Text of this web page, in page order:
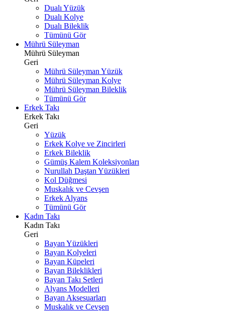
Dualı Yüzük
Dualı Kolye
Dualı Bileklik
Tümünü Gör
Mührü Süleyman
Mührü Süleyman
Geri
Mührü Süleyman Yüzük
Mührü Süleyman Kolye
Mührü Süleyman Bileklik
Tümünü Gör
Erkek Takı
Erkek Takı
Geri
Yüzük
Erkek Kolye ve Zincirleri
Erkek Bileklik
Gümüş Kalem Koleksiyonları
Nurullah Daştan Yüzükleri
Kol Düğmesi
Muskalık ve Cevşen
Erkek Alyans
Tümünü Gör
Kadın Takı
Kadın Takı
Geri
Bayan Yüzükleri
Bayan Kolyeleri
Bayan Küpeleri
Bayan Bileklikleri
Bayan Takı Setleri
Alyans Modelleri
Bayan Aksesuarları
Muskalık ve Cevşen